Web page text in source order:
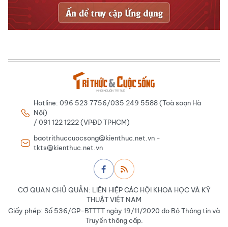
Hotline: 096 523 7756/035 249 5588 (Toà soạn Hà
Nội)
/ 091 122 1222 (VPĐD TPHCM)
baotrithuccuocsong@kienthuc.net.vn -
tkts@kienthuc.net.vn
CƠ QUAN CHỦ QUẢN: LIÊN HIỆP CÁC HỘI KHOA HỌC VÀ KỸ
THUẬT VIỆT NAM
Giấy phép: Số 536/GP-BTTTT ngày 19/11/2020 do Bộ Thông tin và
Truyền thông cấp.